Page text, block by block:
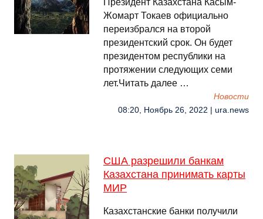
Президент Казахстана Касым-
Жомарт Токаев официально
переизбрался на второй
президентский срок. Он будет
президентом республики на
протяжении следующих семи
лет.Читать далее …
Новости
08:20, Ноябрь 26, 2022 | ura.news
США разрешили банкам
Казахстана принимать карты
МИР
Казахстанские банки получили